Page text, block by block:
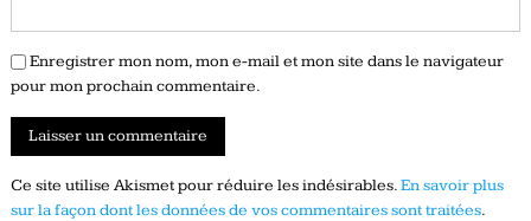
Enregistrer mon nom, mon e-mail et mon site dans le navigateur
pour mon prochain commentaire.
Ce site utilise Akismet pour réduire les indésirables.En savoir plus
sur la façon dont les données de vos commentaires sont traitées.